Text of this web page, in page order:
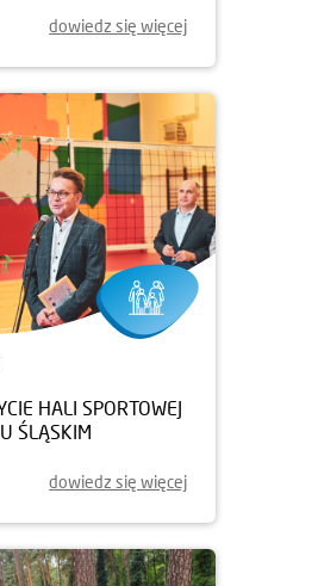
dowiedz się więcej
HALI SPORTOWEJ
ŚLĄSKIM
dowiedz się więcej